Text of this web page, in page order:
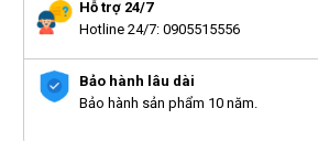
Hỗ trợ 24/7
Hotline 24/7: 0905515556
Bảo hành lâu dài
Bảo hành sản phẩm 10 năm.